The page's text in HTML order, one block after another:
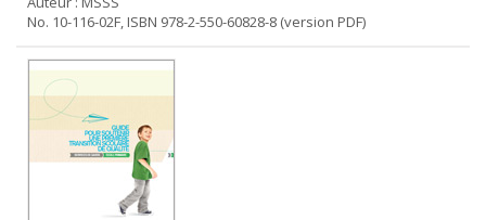
No. 10-116-02F, ISBN 978-2-550-60828-8 (version PDF)